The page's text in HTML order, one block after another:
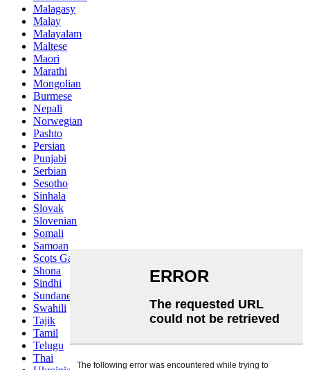
Malagasy
Malay
Malayalam
Maltese
Maori
Marathi
Mongolian
Burmese
Nepali
Norwegian
Pashto
Persian
Punjabi
Serbian
Sesotho
Sinhala
Slovak
Slovenian
Somali
Samoan
Scots Gaelic
Shona
Sindhi
Sundanese
Swahili
Tajik
Tamil
Telugu
Thai